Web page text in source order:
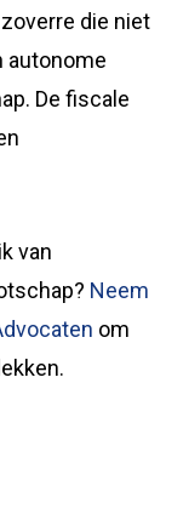
die niet
autonome
De fiscale
van
Neem
om